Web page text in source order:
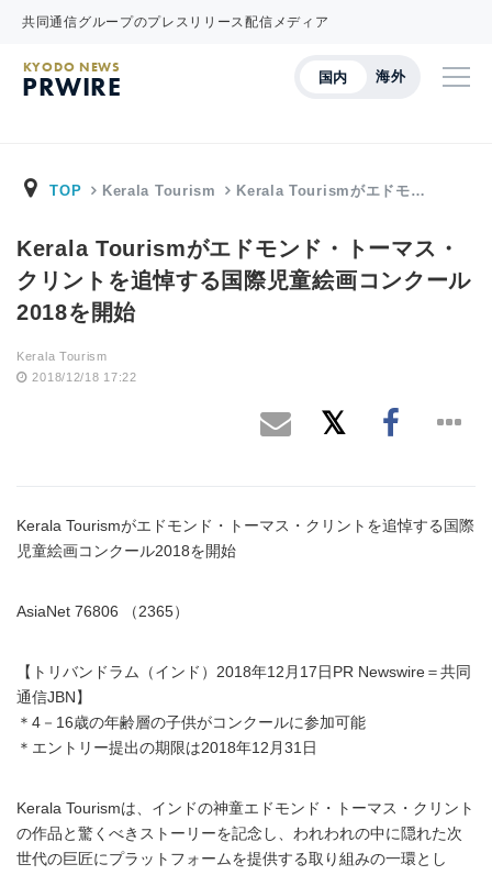
共同通信グループのプレスリリース配信メディア
国内 海外
KYODO NEWS
PRWIRE
TOP Kerala Tourism Kerala Tourismがエドモ…
Kerala Tourismがエドモンド・トーマス・
クリントを追悼する国際児童絵画コンクール
2018を開始
Kerala Tourism
2018/12/18 17:22
Kerala Tourismがエドモンド・トーマス・クリントを追悼する国際
児童絵画コンクール2018を開始
AsiaNet 76806 （2365）
【トリバンドラム（インド）2018年12月17日PR Newswire＝共同
通信JBN】
＊4－16歳の年齢層の子供がコンクールに参加可能
＊エントリー提出の期限は2018年12月31日
Kerala Tourismは、インドの神童エドモンド・トーマス・クリント
の作品と驚くべきストーリーを記念し、われわれの中に隠れた次
世代の巨匠にプラットフォームを提供する取り組みの一環とし